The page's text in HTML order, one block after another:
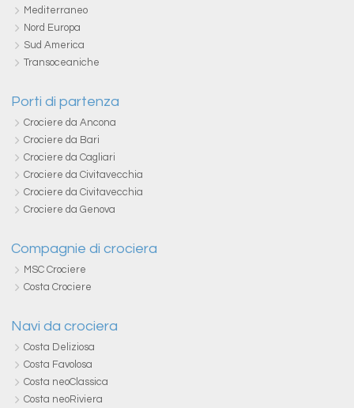
Mediterraneo
Nord Europa
Sud America
Transoceaniche
Porti di partenza
Crociere da Ancona
Crociere da Bari
Crociere da Cagliari
Crociere da Civitavecchia
Crociere da Civitavecchia
Crociere da Genova
Compagnie di crociera
MSC Crociere
Costa Crociere
Navi da crociera
Costa Deliziosa
Costa Favolosa
Costa neoClassica
Costa neoRiviera